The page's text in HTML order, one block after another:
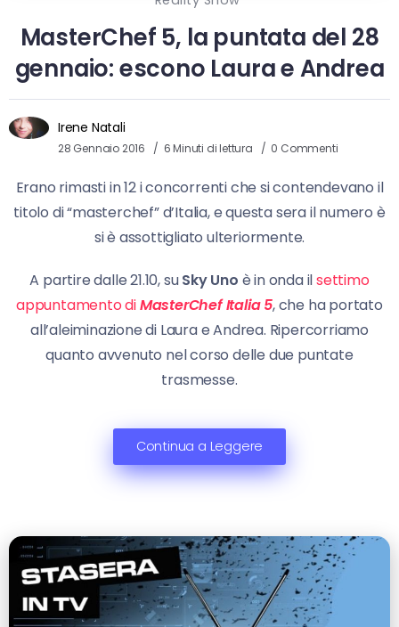
MasterChef 5, la puntata del 28
gennaio: escono Laura e Andrea
Irene Natali
28 Gennaio 2016 6 Minuti di lettura 0 Commenti
Erano rimasti in 12 i concorrenti che si contendevano il
titolo di “masterchef” d’Italia, e questa sera il numero è
si è assottigliato ulteriormente.
A partire dalle 21.10, suSky Uno è in onda ilsettimo
appuntamento diMasterChef Italia 5, che ha portato
all’aleiminazione di Laura e Andrea. Ripercorriamo
quanto avvenuto nel corso delle due puntate
trasmesse.
Continua a Leggere